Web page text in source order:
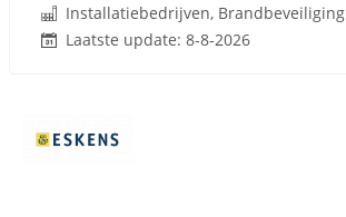
Installatiebedrijven, Brandbeveiliging
Laatste update: 8-8-2026